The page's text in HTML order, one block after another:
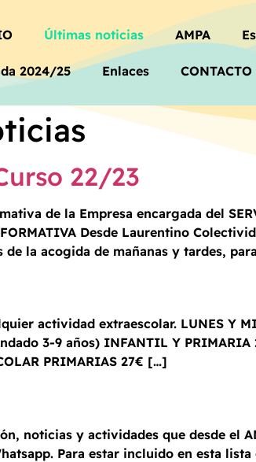
Últimas noticias AMPA
2024/25 Enlaces CONTACTO
22/23
de la Empresa encargada del
Desde Laurentino
la acogida de mañanas y tardes,
actividad extraescolar. LUNES Y
3-9 años) INFANTIL Y
PRIMARIAS 27€ […]
noticias y actividades que desde el
Para estar incluido en esta